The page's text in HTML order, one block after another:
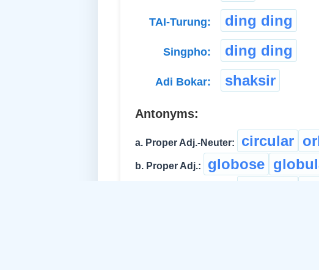
TAI-Turung: ding ding
Singpho: ding ding
Adi Bokar: shaksir
Antonyms:
a. Proper Adj.-Neuter: circular
b. Proper Adj.: globose